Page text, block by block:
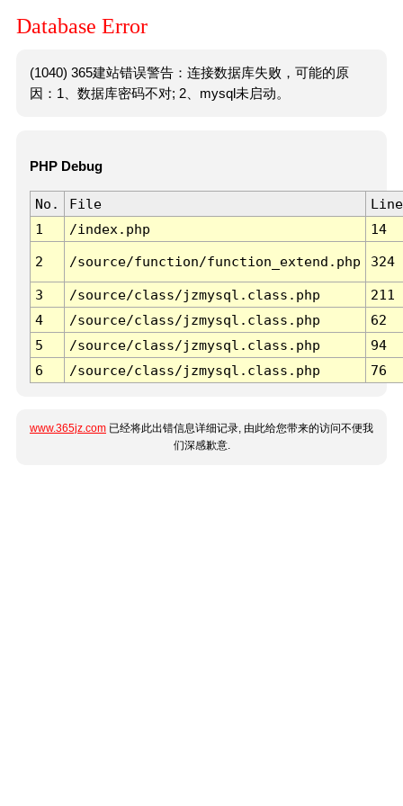
Database Error
(1040) 365建站错误警告：连接数据库失败，可能的原
因：1、数据库密码不对; 2、mysql未启动。
PHP Debug
No. File
Line
1
/index.php 14
2 /source/function/function_extend.php 324
3 /source/class/jzmysql.class.php
211
4
/source/class/jzmysql.class.php
62
5
/source/class/jzmysql.class.php
94
6
/source/class/jzmysql.class.php 76
www.365jz.com 已经将此出错信息详细记录, 由此给您带来的访问不便我
们深感歉意.